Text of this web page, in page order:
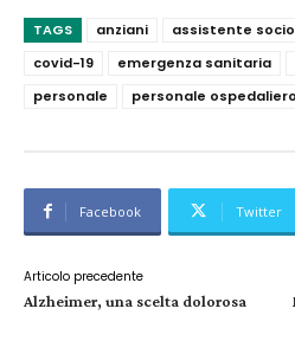
TAGS anziani
assistente
covid-19
emergenza sanitaria
personale
personale ospedaliero
Facebook Twitter
Articolo precedente
Alzheimer, una scelta dolorosa